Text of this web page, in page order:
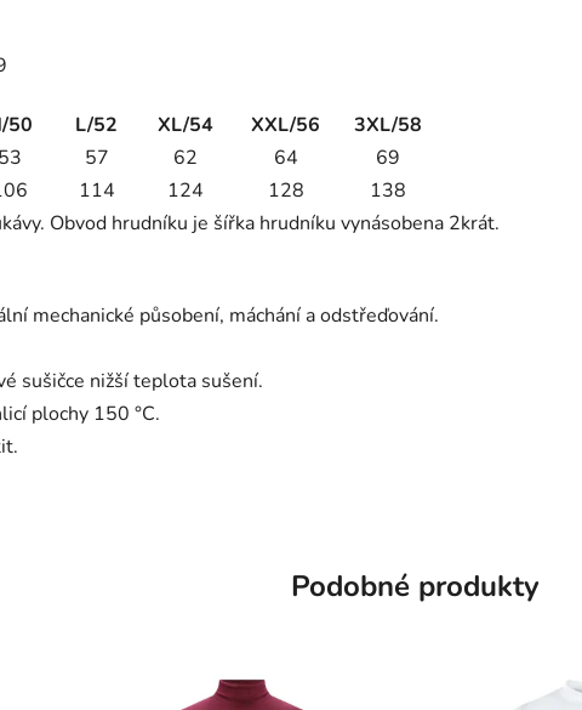
50 L/52 XL/54 XXL/56
3XL/58
53 57 62 64
69
114 124 128
138
Obvod hrudníku je šířka hrudníku vynásobena 2krát.
mechanické působení, máchání a odstřeďování.
sušičce nižší teplota sušení.
plochy 150 °C.
Podobné produkty